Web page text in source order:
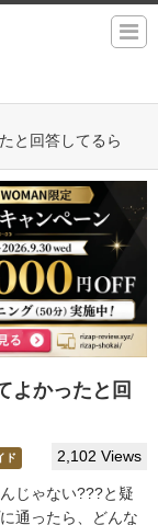
と回答してるら
よかったと回
ド 2,102 Views
じゃない???と疑
通ったら、どんな